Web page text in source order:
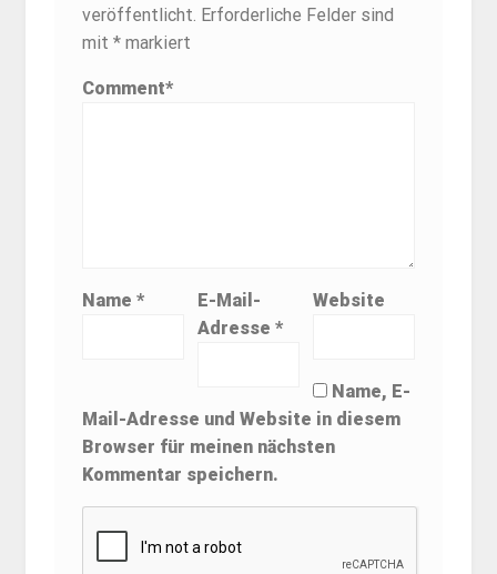
veröffentlicht. Erforderliche Felder sind
mit* markiert
Comment*
Name*
E-Mail-
Adresse *
Website
Name, E-
Mail-Adresse und Website in diesem
Browser für meinen nächsten
Kommentar speichern.